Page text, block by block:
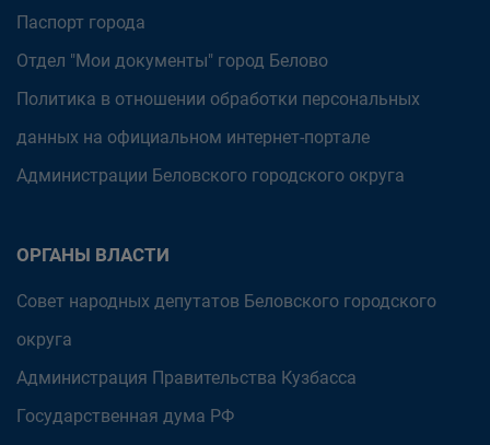
Паспорт города
Отдел "Мои документы" город Белово
Политика в отношении обработки персональных
данных на официальном интернет-портале
Администрации Беловского городского округа
ОРГАНЫ ВЛАСТИ
Совет народных депутатов Беловского городского
округа
Администрация Правительства Кузбасса
Государственная дума РФ